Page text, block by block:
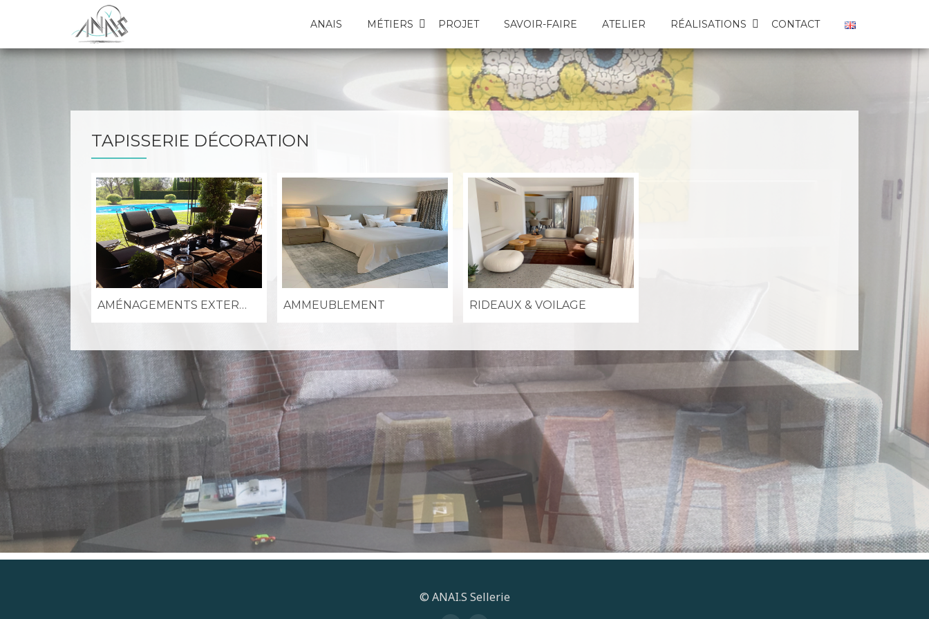
au
ANAIS MÉTIERS PROJET SAVOIR-FAIRE ATELIER RÉALISATIONS CONTACT
TAPISSERIE DÉCORATION
AMÉNAGEMENTS EXTERIEURS AMMEUBLEMENT RIDEAUX & VOILAGE
© ANAI.S Sellerie